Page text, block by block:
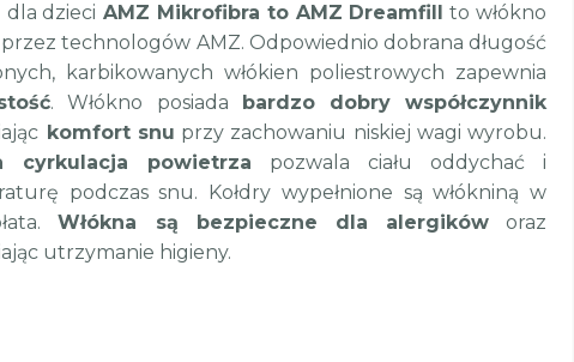
dzieci AMZ Mikrofibra to AMZ Dreamfill
to włókno
technologów AMZ. Odpowiednio dobrana długość
karbikowanych włókien poliestrowych zapewnia
. Włókno posiada
bardzo dobry współczynnik
komfort snu przy zachowaniu niskiej wagi wyrobu.
cyrkulacja powietrza pozwala ciału oddychać i
podczas snu. Kołdry wypełnione są włókniną w
Włókna są bezpieczne dla alergikóworaz
utrzymanie higieny.